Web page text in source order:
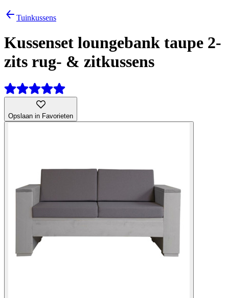
Tuinkussens
Kussenset loungebank taupe 2-
zits rug- & zitkussens
Opslaan in Favorieten